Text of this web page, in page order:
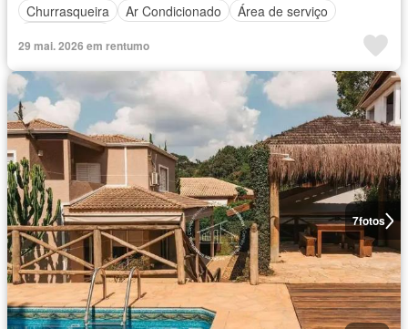
Churrasqueira
Ar Condicionado
Área de serviço
29 mai. 2026 em rentumo
7fotos